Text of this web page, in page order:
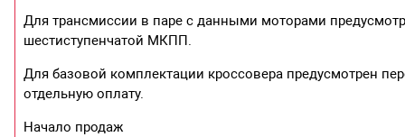
Для трансмиссии в паре с данными моторами
шестиступенчатой МКПП.
Для базовой комплектации кроссовера предусмотрен
отдельную оплату.
Начало продаж